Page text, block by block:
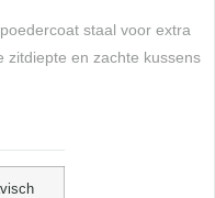
staal voor extra
zitdiepte en zachte kussens